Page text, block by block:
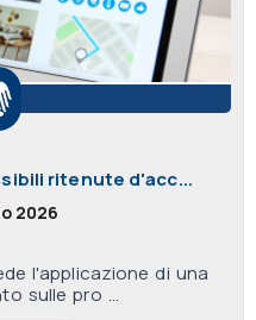
ritenute d'acc...
2026
l'applicazione di una
sulle pro ...